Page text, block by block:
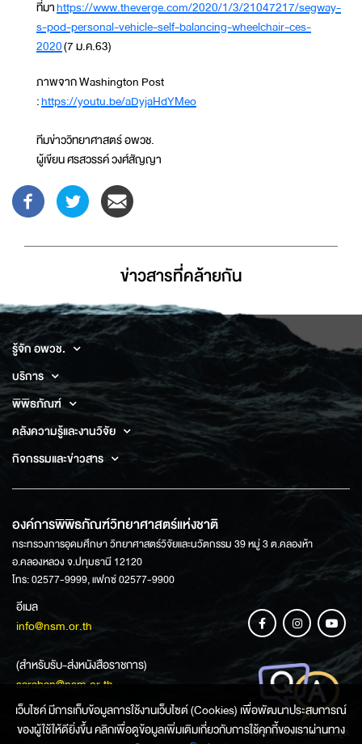
ที่มาhttps://www.theverge.com/2020/1/3/21047217/segway-
s-pod-personal-vehicle-self-balancing-wheelchair-ces-
2020(7 ม.ค.63)
ภาพจาก Washington Post
:https://youtu.be/aDyjaHdYMeo
ทีมข่าววิทยาศาสตร์ อพวช.
ผู้เขียน ศรสวรรค์ วงศ์สัญญา
ข่าวสารที่่คล้ายกัน
รู้จัก อพวช.
บริการ
พิพิธภัณฑ์
คลังความรู้และงานวิจัย
กิจกรรมและข่าวสาร
องค์การพิพิธภัณฑ์วิทยาศาสตร์แห่งชาติ
กระทรวงการอุดมศึกษา วิทยาศาสตร์วิจัยและนวัตกรรม 39 หมู่ 3 ต.คลองห้า
อ.คลองหลวง จ.ปทุมธานี 12120
โทร: 02577-9999, แฟกซ์ 02577-9900
อีเมล
info@nsm.or.th
(สำหรับรับ-ส่งหนังสือราชการ)
saraban@nsm.or.th
ช่องทางการสอบถามข้อมูล
เว็บไซค์ มีการเก็บข้อมูลการใช้งานเว็บไซต์ (Cookies) เพื่อพัฒนาประสบการณ์
ของผู้ใช้ให้ดียิ่งขึ้น คลิกเพื่อดูข้อมูลเพิ่มเติมเกี่ยวกับการใช้คุกกี้ของเราผ่านทาง